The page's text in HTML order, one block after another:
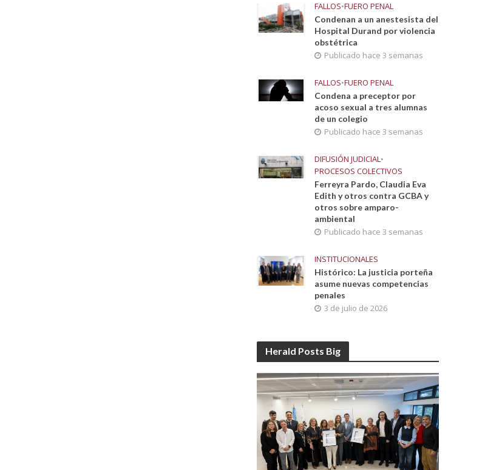
FALLOS•FUERO PENAL
Condenan a un anestesista del
Hospital Durand por violencia
obstétrica
Publicado hace 3 semanas
FALLOS•FUERO PENAL
Condena a preceptor por
acoso sexual a tres alumnas
de un colegio
Publicado hace 3 semanas
DIFUSIÓN JUDICIAL•
PROCESOS COLECTIVOS
Ferreyra Pardo, Claudia Eva
Edith y otros contra GCBA y
otros sobre amparo-
ambiental
Publicado hace 3 semanas
INSTITUCIONALES
Histórico: La justicia porteña
asume nuevas competencias
penales
3 de julio de 2026
Herald Posts Big